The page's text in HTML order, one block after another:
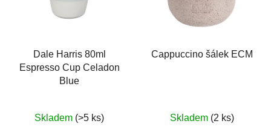
Dale Harris 80ml
Espresso Cup Celadon
Blue
Skladem (>5 ks)
Cappuccino šálek ECM
Skladem (2 ks)